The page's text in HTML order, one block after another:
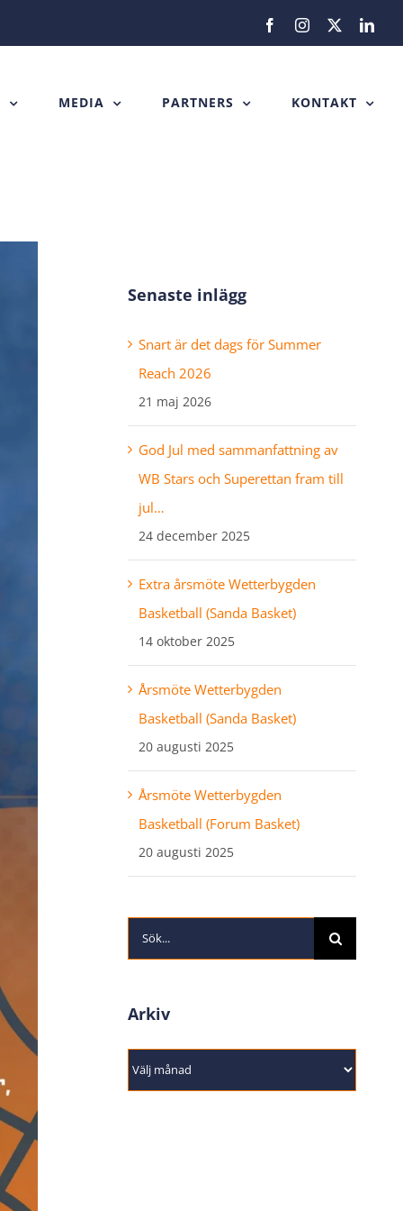
FacebookInstagram
MEDIA PARTNERS KONTAKT
Senaste inlägg
Snart är det dags för Summer
Reach 2026
21 maj 2026
God Jul med sammanfattning av
WB Stars och Superettan fram till
jul…
24 december 2025
Extra årsmöte Wetterbygden
Basketball (Sanda Basket)
14 oktober 2025
Årsmöte Wetterbygden
Basketball (Sanda Basket)
20 augusti 2025
Årsmöte Wetterbygden
Basketball (Forum Basket)
20 augusti 2025
Sök
efter:
Arkiv
Arkiv